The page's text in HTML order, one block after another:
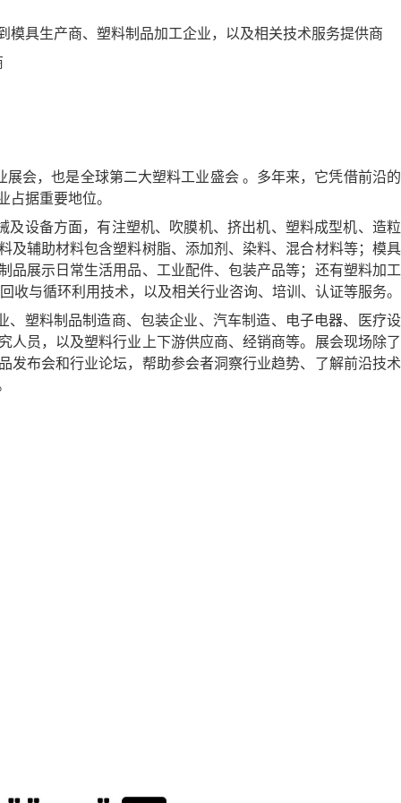
模具生产商、塑料制品加工企业，以及相关技术服务提供商
展会，也是全球第二大塑料工业盛会 。多年来，它凭借前沿
占据重要地位。
及设备方面，有注塑机、吹膜机、挤出机、塑料成型机、造
及辅助材料包含塑料树脂、添加剂、染料、混合材料等；模
品展示日常生活用品、工业配件、包装产品等；还有塑料加
收与循环利用技术，以及相关行业咨询、培训、认证等服务。
、塑料制品制造商、包装企业、汽车制造、电子电器、医疗
人员，以及塑料行业上下游供应商、经销商等。展会现场除
发布会和行业论坛，帮助参会者洞察行业趋势、了解前沿技